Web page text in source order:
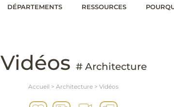
DÉPARTEMENTS RESSOURCES
Vidéos # Architecture
Accueil > Architecture > Vidéos